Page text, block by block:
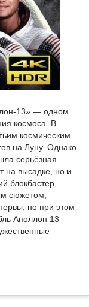
13» — одном
космоса. В
космическим
на Луну. Однако
серьёзная
на высадке, но и
блокбастер,
сюжетом,
но при этом
Аполлон 13